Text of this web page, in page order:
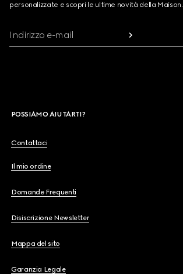
personalizzate e scopri le ultime novità della Maison.
Indirizzo e-mail
POSSIAMO AIUTARTI?
Contattaci
Il mio ordine
Domande Frequenti
Disiscrizione Newsletter
Mappa del sito
Garanzia Legale